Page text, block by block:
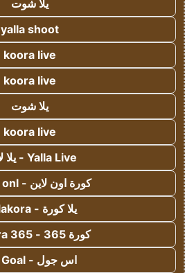
يلا شوت
yalla shoot
koora live
koora live
يلا شوت
koora live
Yalla Live - يلا لايف
كورة اون لاين - koora onl
يلا كورة - yallakora
كورة 365 - kooora 365
اس جول - AS Goal